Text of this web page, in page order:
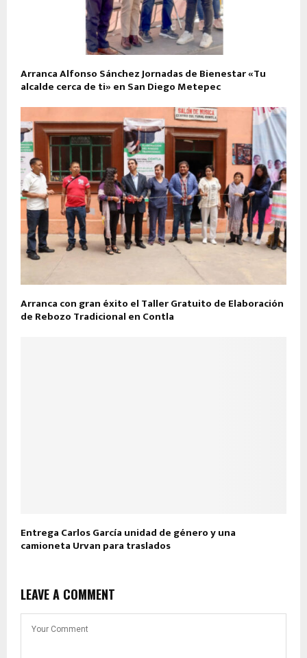
Arranca Alfonso Sánchez Jornadas de Bienestar «Tu
alcalde cerca de ti» en San Diego Metepec
Arranca con gran éxito el Taller Gratuito de Elaboración
de Rebozo Tradicional en Contla
Entrega Carlos García unidad de género y una
camioneta Urvan para traslados
LEAVE A COMMENT